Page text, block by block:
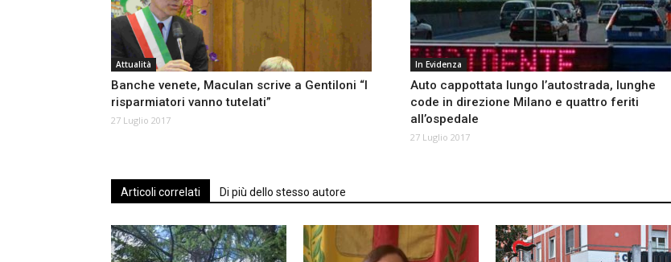
Attualità
Banche venete, Maculan scrive a Gentiloni “I
risparmiatori vanno tutelati”
27 Luglio 2017
In Evidenza
Auto cappottata lungo l’autostrada, lunghe
code in direzione Milano e quattro feriti
all’ospedale
27 Luglio 2017
Articoli correlati Di più dello stesso autore